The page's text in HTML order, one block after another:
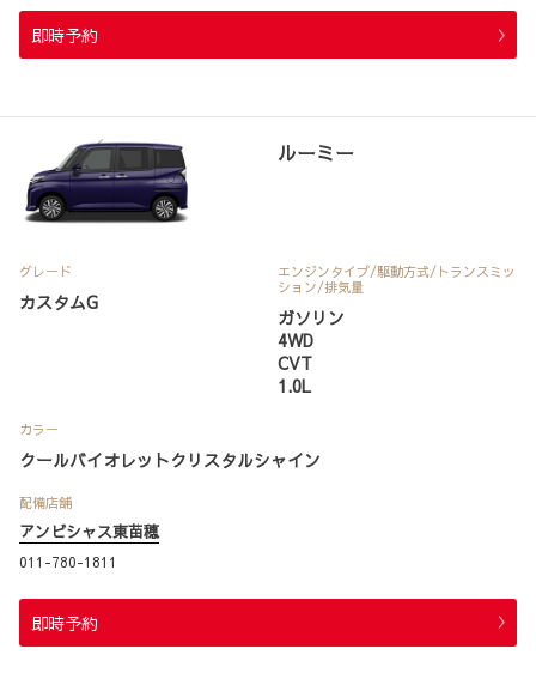
即時予約
ルーミー
グレード
カスタムG
エンジンタイプ/駆動方式/ トランスミッ
ション/排気量
ガソリン
4WD
CVT
1.0L
カラー
クールバイオレットクリスタルシャイン
配備店舗
アンビシャス東苗穂
011-780-1811
即時予約